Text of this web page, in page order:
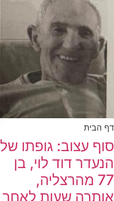
דף הבית
סוף עצוב: גופתו של
הנעדר דוד לוי, בן
77 מהרצליה,
אותרה שעות לאחר